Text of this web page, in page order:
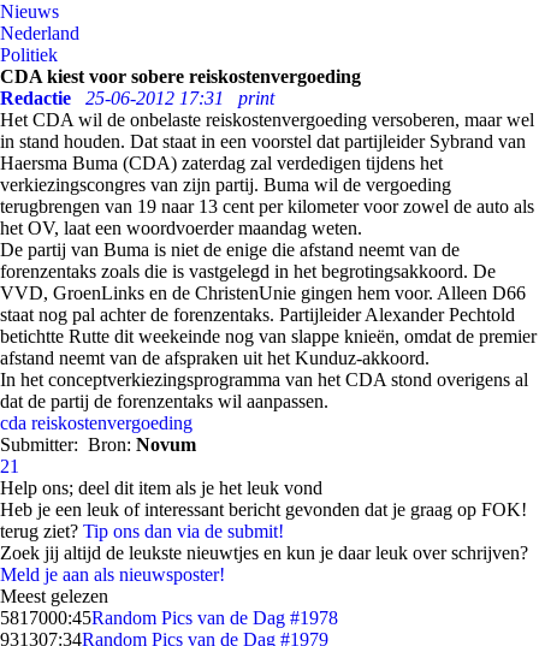
Nieuws
Nederland
Politiek
CDA kiest voor sobere reiskostenvergoeding
Redactie
25-06-2012 17:31
print
Het CDA wil de onbelaste reiskostenvergoeding versoberen, maar wel
in stand houden. Dat staat in een voorstel dat partijleider Sybrand van
Haersma Buma (CDA) zaterdag zal verdedigen tijdens het
verkiezingscongres van zijn partij. Buma wil de vergoeding
terugbrengen van 19 naar 13 cent per kilometer voor zowel de auto als
het OV, laat een woordvoerder maandag weten.
De partij van Buma is niet de enige die afstand neemt van de
forenzentaks zoals die is vastgelegd in het begrotingsakkoord. De
VVD, GroenLinks en de ChristenUnie gingen hem voor. Alleen D66
staat nog pal achter de forenzentaks. Partijleider Alexander Pechtold
betichtte Rutte dit weekeinde nog van slappe knieën, omdat de premier
afstand neemt van de afspraken uit het Kunduz-akkoord.
In het conceptverkiezingsprogramma van het CDA stond overigens al
dat de partij de forenzentaks wil aanpassen.
cda reiskostenvergoeding
Submitter: Bron: Novum
21
Help ons; deel dit item als je het leuk vond
Heb je een leuk of interessant bericht gevonden dat je graag op FOK!
terug ziet? Tip ons dan via de submit!
Zoek jij altijd de leukste nieuwtjes en kun je daar leuk over schrijven?
Meld je aan als nieuwsposter!
Meest gelezen
5817000:45Random Pics van de Dag #1978
931307:34Random Pics van de Dag #1979